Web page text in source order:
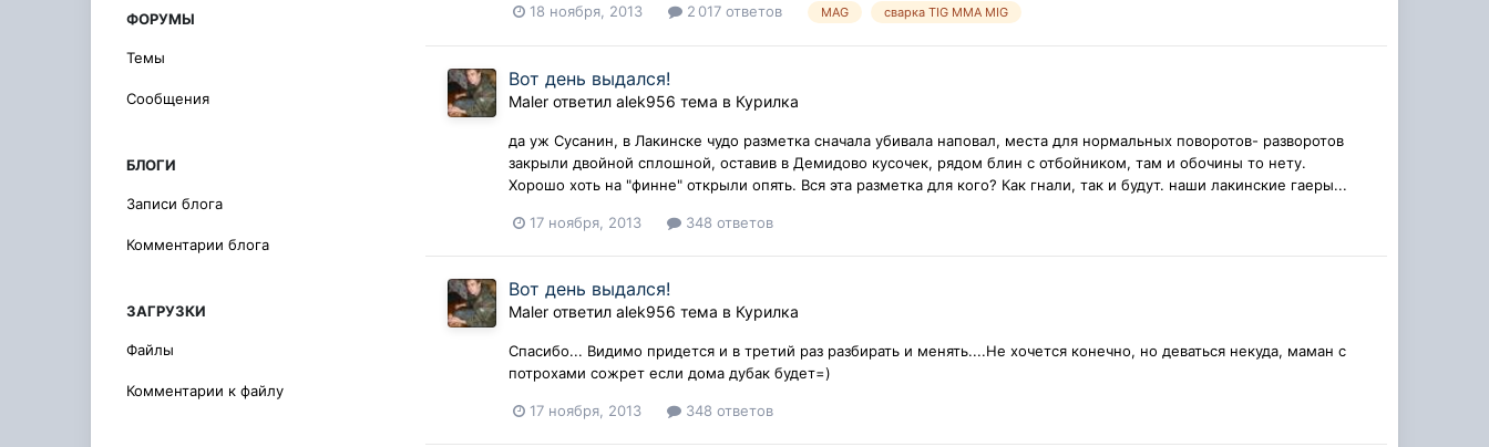
ФОРУМЫ
Темы
Сообщения
БЛОГИ
Записи блога
Комментарии блога
ЗАГРУЗКИ
Файлы
Комментарии к файлу
18 ноября, 2013 2 017 ответов MAG сварка TIG ММА MIG
Вот день выдался!
Maler ответилalek956 тема в Курилка
да уж Сусанин, в Лакинске чудо разметка сначала убивала наповал, места для нормальных поворотов- разворотов
закрыли двойной сплошной, оставив в Демидово кусочек, рядом блин с отбойником, там и обочины то нету.
Хорошо хоть на "финне" открыли опять. Вся эта разметка для кого? Как гнали, так и будут. наши лакинские гаеры...
17 ноября, 2013 348 ответов
Вот день выдался!
Maler ответилalek956 тема в Курилка
Спасибо... Видимо придется и в третий раз разбирать и менять....Не хочется конечно, но деваться некуда, маман с
потрохами сожрет если дома дубак будет=)
17 ноября, 2013 348 ответов